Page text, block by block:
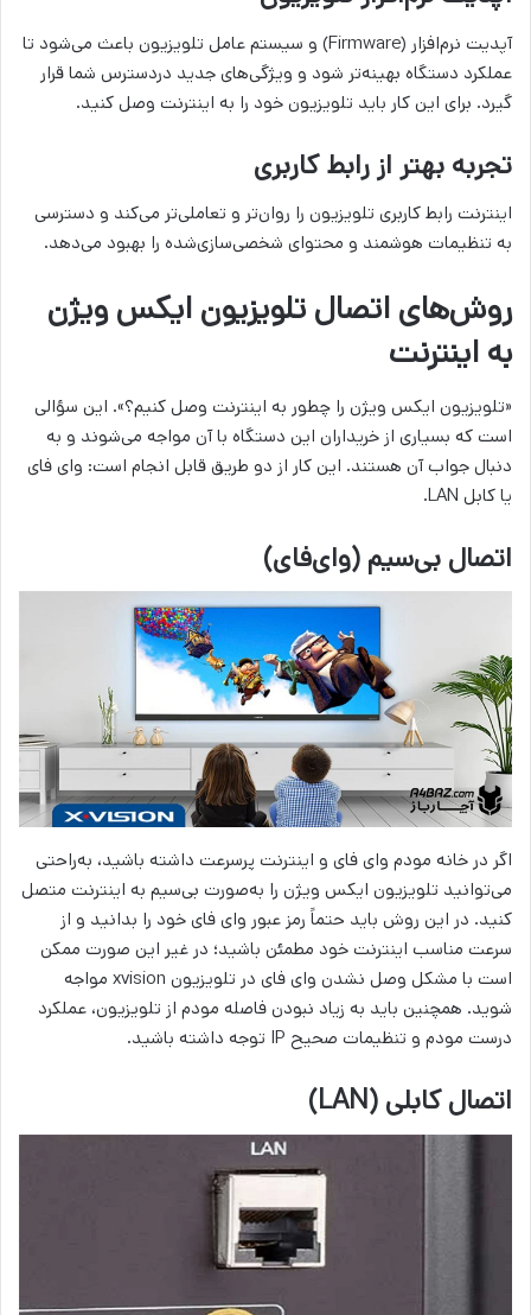
آپدیت نرم‌افزار (Firmware) و سیستم عامل تلویزیون باعث می‌شود تا
عملکرد دستگاه بهینه‌تر شود و ویژگی‌های جدید دردسترس شما قرار
گیرد. برای این کار باید تلویزیون خود را به اینترنت وصل کنید.
تجربه بهتر از رابط کاربری
اینترنت رابط کاربری تلویزیون را روان‌تر و تعاملی‌تر می‌کند و دسترسی
به تنظیمات هوشمند و محتوای شخصی‌سازی‌شده را بهبود می‌دهد.
روش‌های اتصال تلویزیون ایکس ویژن
به اینترنت
«تلویزیون ایکس ویژن را چطور به اینترنت وصل کنیم؟». این سؤالی
است که بسیاری از خریداران این دستگاه با آن مواجه می‌شوند و به
دنبال جواب آن هستند. این کار از دو طریق قابل انجام است: وای فای
یا کابل LAN.
اتصال بی‌سیم (وای‌فای)
اگر در خانه مودم وای فای و اینترنت پرسرعت داشته باشید، به‌راحتی
می‌توانید تلویزیون ایکس ویژن را به‌صورت بی‌سیم به اینترنت متصل
کنید. در این روش باید حتماً رمز عبور وای فای خود را بدانید و از
سرعت مناسب اینترنت خود مطمئن باشید؛ در غیر این صورت ممکن
است با مشکل وصل نشدن وای فای در تلویزیون xvision مواجه
شوید. همچنین باید به زیاد نبودن فاصله مودم از تلویزیون، عملکرد
درست مودم و تنظیمات صحیح IP توجه داشته باشید.
اتصال کابلی (LAN)